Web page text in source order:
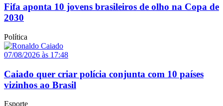
Fifa aponta 10 jovens brasileiros de olho na Copa de
2030
Política
07/08/2026 às 17:48
Caiado quer criar polícia conjunta com 10 países
vizinhos ao Brasil
Esporte